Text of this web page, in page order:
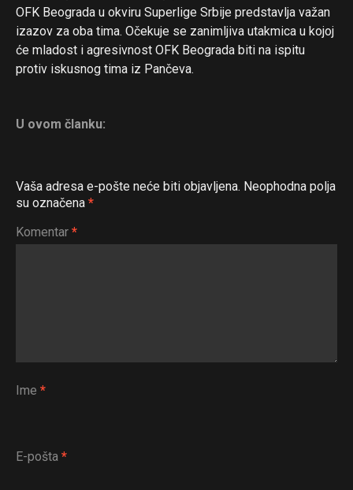
OFK Beograda u okviru Superlige Srbije predstavlja važan
izazov za oba tima. Očekuje se zanimljiva utakmica u kojoj
će mladost i agresivnost OFK Beograda biti na ispitu
protiv iskusnog tima iz Pančeva.
U ovom članku:
Vaša adresa e-pošte neće biti objavljena. Neophodna polja
su označena *
Komentar *
Ime *
E-pošta *